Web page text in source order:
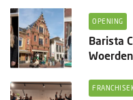
OPENING
Barista
Woerden